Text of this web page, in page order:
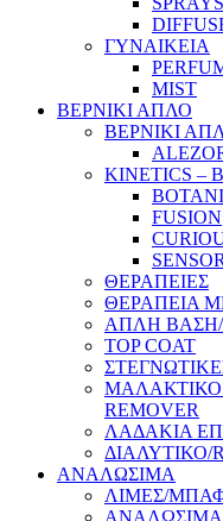
ΓΥΝΑΙΚΕΙΑ
MIST
ΒΕΡΝΙΚΙ ΑΠΛΟ
ΒΕΡΝΙΚΙ
KINETICS –
FUSION
ΘΕΡΑΠΕΙΕΣ
ΘΕΡΑΠΕΙΑ
ΑΠΛΗ ΒΑΣΗ/
TOP COAT
ΜΑΛΑΚΤΙΚΟ
REMOVER
ΛΑΔΑΚΙΑ
ΔΙΑΛΥΤΙΚΟ/
ΑΝΑΛΩΣΙΜΑ
ΛΙΜΕΣ/